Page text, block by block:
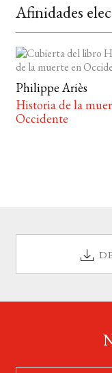
Afinidades
Philippe Ariès
Historia de la
Occidente